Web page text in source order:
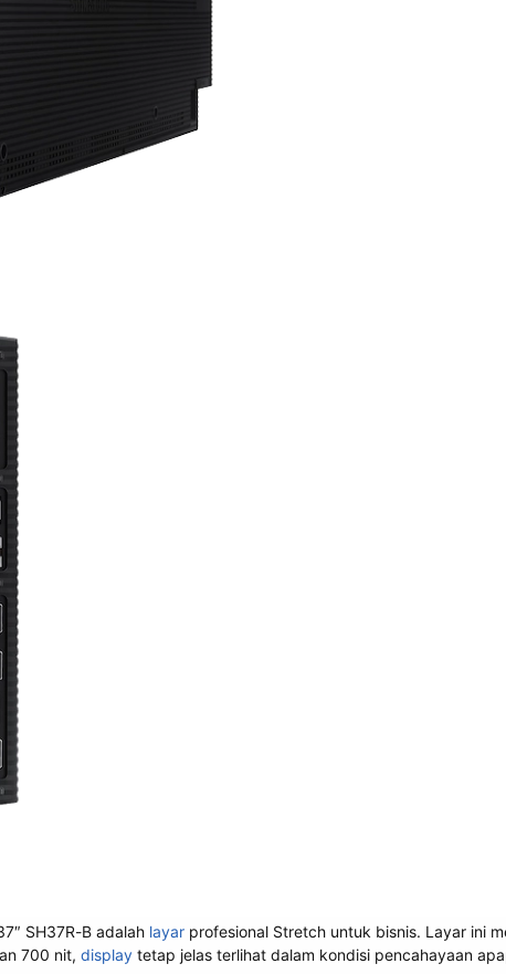
SH37R-B adalah layar profesional Stretch untuk bisnis. Layar ini
700 nit, display tetap jelas terlihat dalam kondisi pencahayaan